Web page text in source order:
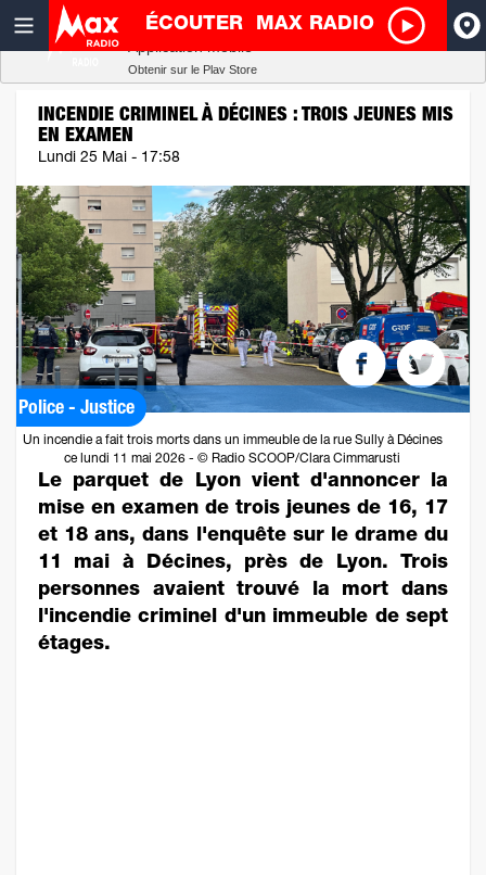
ÉCOUTER MAX RADIO
INCENDIE CRIMINEL À DÉCINES : TROIS JEUNES MIS
EN EXAMEN
Lundi 25 Mai - 17:58
Police - Justice
Un incendie a fait trois morts dans un immeuble de la rue Sully à Décines
ce lundi 11 mai 2026 - © Radio SCOOP/Clara Cimmarusti
Le parquet de Lyon vient d'annoncer la
mise en examen de trois jeunes de 16, 17
et 18 ans, dans l'enquête sur le drame du
11 mai à Décines, près de Lyon. Trois
personnes avaient trouvé la mort dans
l'incendie criminel d'un immeuble de sept
étages.
Radio SCOOP
Obtenir sur le Play Store
Télécharger